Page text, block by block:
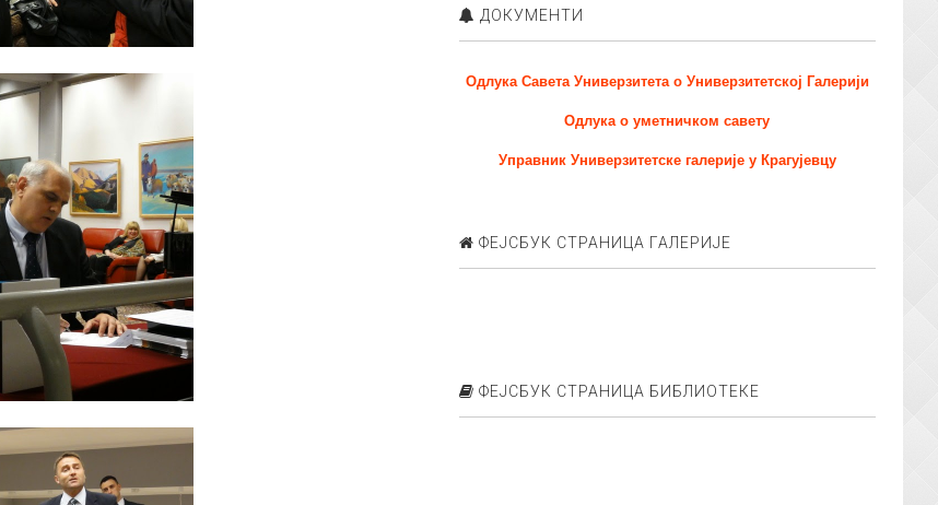
ДОКУМЕНТИ
Одлука Савета Универзитета о Универзитетској Галерији
Одлука о уметничком савету
Управник Универзитетске галерије у Крагујевцу
ФЕЈСБУК СТРАНИЦА ГАЛЕРИЈЕ
ФЕЈСБУК СТРАНИЦА БИБЛИОТЕКЕ